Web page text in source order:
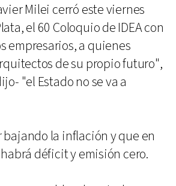
Milei cerró este viernes
el 60 Coloquio de IDEA con
empresarios, a quienes
de su propio futuro",
"el Estado no se va a
la inflación y que en
déficit y emisión cero.